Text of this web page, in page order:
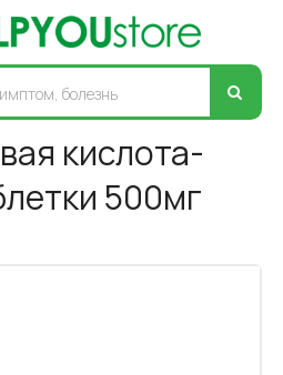
кислота-
500мг